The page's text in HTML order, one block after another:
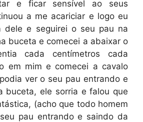
e ficar sensível ao seus
a me acariciar e logo eu
dele e seguirei o seu pau na
buceta e comecei a abaixar o
cada centímetros cada
em mim e comecei a cavalo
ver o seu pau entrando e
buceta, ele sorria e falou que
(acho que todo homem
pau entrando e saindo da